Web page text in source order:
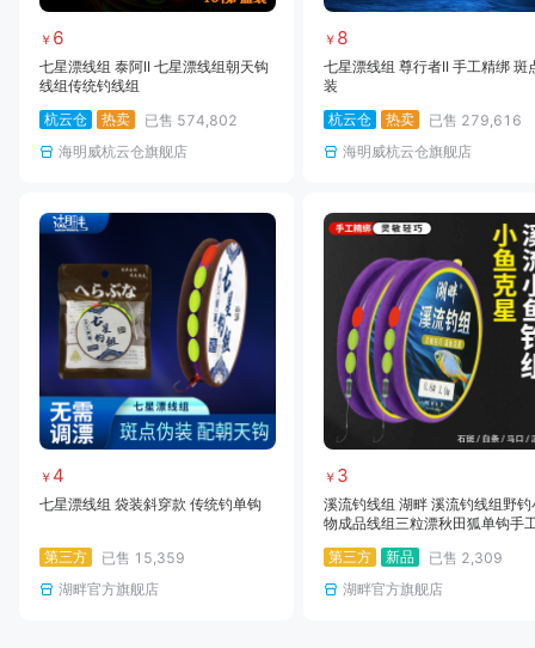
￥ 6
七星漂线组 泰阿II 七星漂线组朝天钩
线组传统钓线组
杭云仓
热卖 已售 574,802
海明威杭云仓旗舰店
￥ 8
七星漂线组 尊行者II 手工精绑 斑
装
杭云仓
热卖 已售 279,616
海明威杭云仓旗舰店
￥ 4
七星漂线组 袋装斜穿款 传统钓单钩
第三方 已售 15,359
湖畔官方旗舰店
￥ 3
溪流钓线组 湖畔 溪流钓线组野钓
物成品线组三粒漂秋田狐单钩手
第三方
新品 已售 2,309
湖畔官方旗舰店